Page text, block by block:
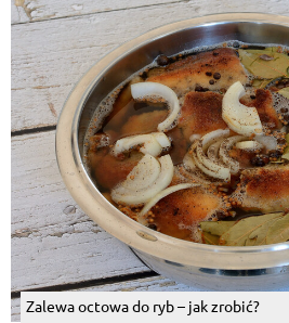
Zalewa octowa do ryb – jak zrobić?